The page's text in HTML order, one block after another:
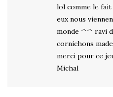
lol comme le
eux nous
monde ^^ ravi
cornichons
merci pour ce
Michal